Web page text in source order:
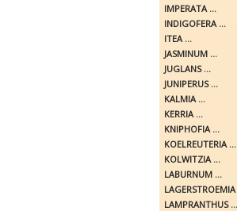
IMPERATA ...
INDIGOFERA ...
ITEA ...
JASMINUM ...
JUGLANS ...
JUNIPERUS ...
KALMIA ...
KERRIA ...
KNIPHOFIA ...
KOELREUTERIA ...
KOLWITZIA ...
LABURNUM ...
LAMPRANTHUS ...